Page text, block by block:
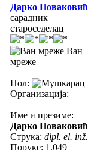
Дарко Новаковић
сарадник
староседелац
Ван
мреже
Пол:
Организација:
Име и презиме:
Дарко Новаковић
Струка: dipl. el. inž.
Поруке: 1.049